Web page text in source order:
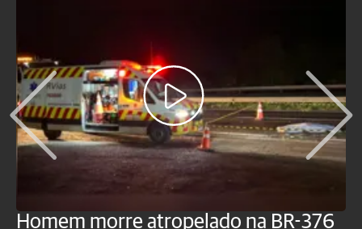
Homem morre atropelado na BR-376